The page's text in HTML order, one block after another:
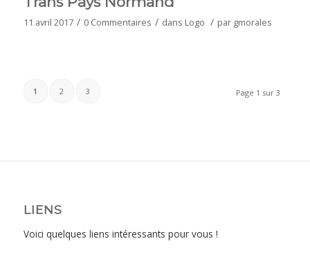
11 avril 2017 / 0 Commentaires / dans Logo / par gmorales
Page 1 sur 3
1 2 3
LIENS
Voici quelques liens intéressants pour vous !